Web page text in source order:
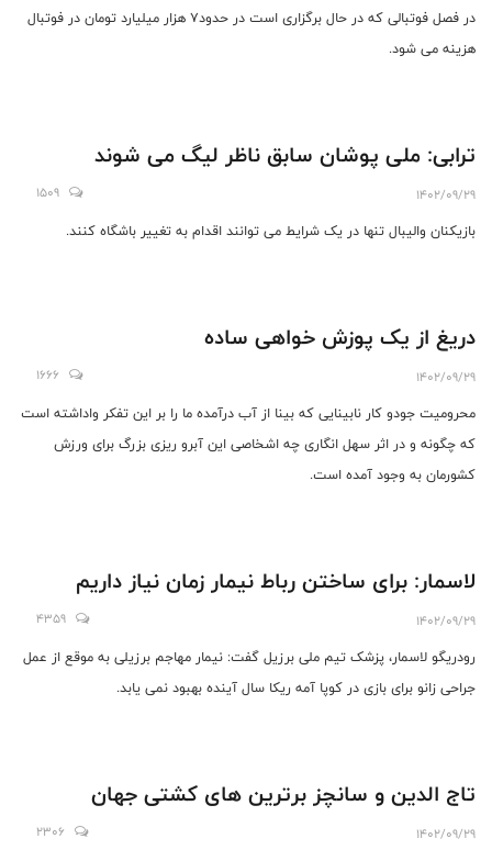
در فصل فوتبالی که در حال برگزاری است در حدود7 هزار میلیارد تومان در فوتبال
هزینه می شود.
ترابی: ملی پوشان سابق ناظر لیگ می شوند
1402/09/29
1509
بازیکنان والیبال تنها در یک شرایط می توانند اقدام به تغییر باشگاه کنند.
دریغ از یک پوزش خواهی ساده
1402/09/29
1666
محرومیت جودو کار نابینایی که بینا از آب درآمده ما را بر این تفکر واداشته است
که چگونه و در اثر سهل انگاری چه اشخاصی این آبرو ریزی بزرگ برای ورزش
کشورمان به وجود آمده است.
لاسمار: برای ساختن رباط نیمار زمان نیاز داریم
1402/09/29
4359
رودریگو لاسمار، پزشک تیم ملی برزیل گفت: نیمار مهاجم برزیلی به موقع از عمل
جراحی زانو برای بازی در کوپا آمه ریکا سال آینده بهبود نمی یابد.
تاج الدین و سانچز برترین های کشتی جهان
1402/09/29
2306